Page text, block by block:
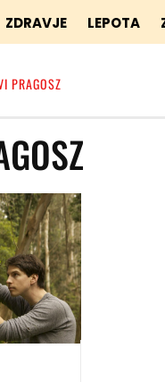
ZDRAVJE LEPOTA
PRAGOSZ